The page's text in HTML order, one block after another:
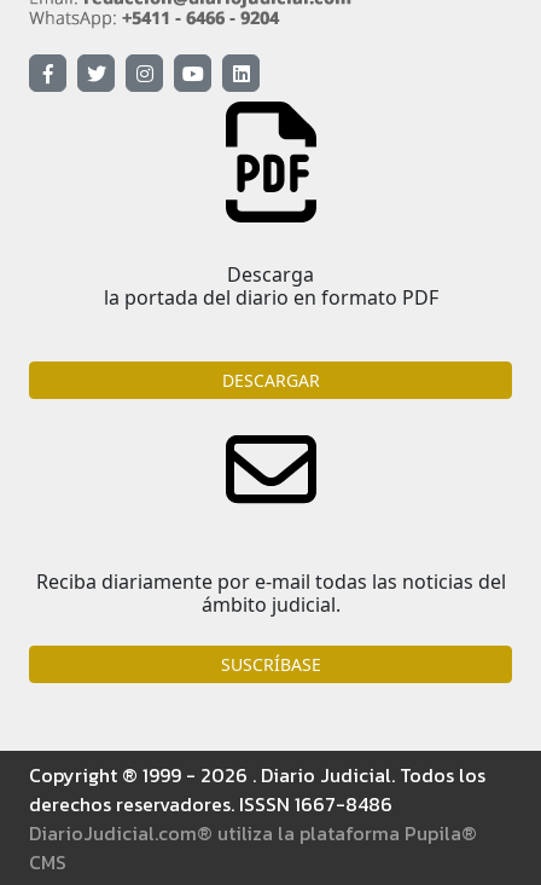
Descarga
la portada del diario en formato PDF
DESCARGAR
Reciba diariamente por e-mail todas las noticias del
ámbito judicial.
SUSCRÍBASE
Copyright ® 1999 - 2026 . Diario Judicial. Todos los
derechos reservadores. ISSSN 1667-8486
DiarioJudicial.com® utiliza la plataforma Pupila®
CMS